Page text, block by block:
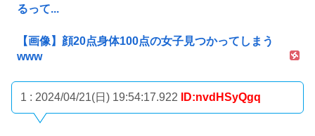
るって...
【画像】顔20点身体100点の女子見つかってしまう
www
1 : 2024/04/21(日) 19:54:17.922 ID:nvdHSyQgq